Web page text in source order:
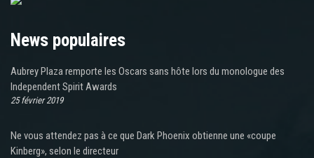
News populaires
Aubrey Plaza remporte les Oscars sans hôte lors du monologue des
Independent Spirit Awards
25 février 2019
Ne vous attendez pas à ce que Dark Phoenix obtienne une «coupe
Kinberg», selon le directeur